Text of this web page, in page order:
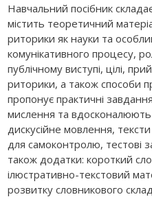
Навчальний посібник
містить теоретичний
риторики як науки та
комунікативного процесу,
публічному виступі, цілі,
риторики, а також способи
пропонує практичні
мислення та
дискусійне мовлення,
для самоконтролю, тестові
також додатки: короткий
ілюстративно-текстовий
розвитку словникового